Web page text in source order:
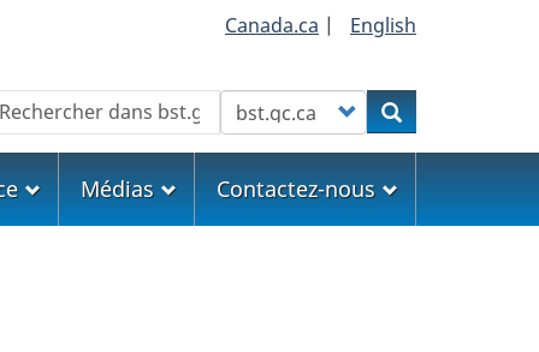
Canada.ca | English
Customize your searchRechercher
Médias Contactez-nous